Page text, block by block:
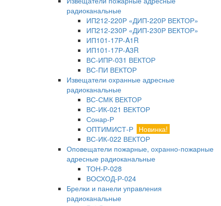
радиоканальные
ИП212-220Р «ДИП-220Р ВЕКТОР»
ИП212-230Р «ДИП-230Р ВЕКТОР»
ИП101-17Р-A1R
ИП101-17Р-A3R
ВС-ИПР-031 ВЕКТОР
ВС-ПИ ВЕКТОР
Извещатели охранные адресные
радиоканальные
ВС-СМК ВЕКТОР
ВС-ИК-021 ВЕКТОР
Сонар-Р
ОПТИМИСТ-Р Новинка!
ВС-ИК-022 ВЕКТОР
Оповещатели пожарные, охранно-пожарные
адресные радиоканальные
ТОН-Р-028
ВОСХОД-Р-024
Брелки и панели управления
радиоканальные